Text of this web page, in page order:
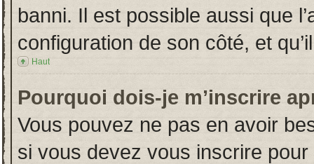
banni. Il est possible aussi que
configuration de son côté, et
Haut
Pourquoi dois-je m’inscrire
Vous pouvez ne pas en avoir
si vous devez vous inscrire